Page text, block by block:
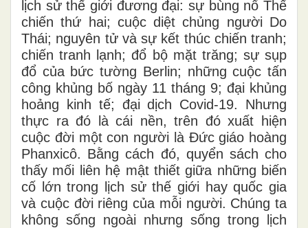
lịch sử thế giới đương đại: sự bùng nổ Thế
chiến thứ hai; cuộc diệt chủng người Do
Thái; nguyên tử và sự kết thúc chiến tranh;
chiến tranh lạnh; đổ bộ mặt trăng; sự sụp
đổ của bức tường Berlin; những cuộc tấn
công khủng bố ngày 11 tháng 9; đại khủng
hoảng kinh tế; đại dịch Covid-19. Nhưng
thực ra đó là cái nền, trên đó xuất hiện
cuộc đời một con người là Đức giáo hoàng
Phanxicô. Bằng cách đó, quyển sách cho
thấy mối liên hệ mật thiết giữa những biến
cố lớn trong lịch sử thế giới hay quốc gia
và cuộc đời riêng của mỗi người. Chúng ta
không sống ngoài nhưng sống trong lịch